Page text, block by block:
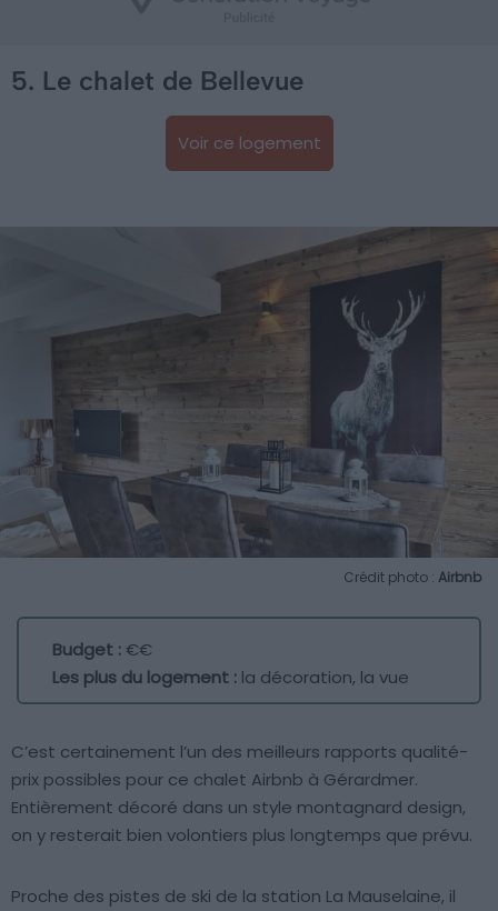
5. Le chalet de Bellevue
Voir ce logement
Crédit photo : Airbnb
Budget :€€
Les plus du logement : la décoration, la vue
C’est certainement l’un des meilleurs rapports qualité-
prix possibles pour ce chalet Airbnb à Gérardmer.
Entièrement décoré dans un style montagnard design,
on y resterait bien volontiers plus longtemps que prévu.
Proche des pistes de ski de la station La Mauselaine, il